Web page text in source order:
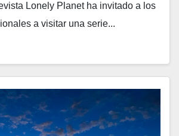
Lonely Planet ha invitado a los
a visitar una serie...